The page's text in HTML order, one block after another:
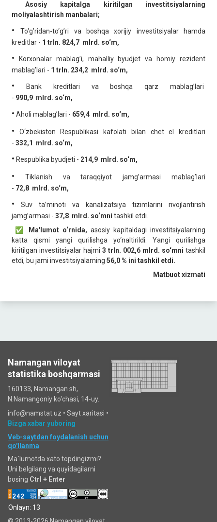
Asosiy kapitalga kiritilgan investitsiyalarning
moliyalashtirish manbalari;
•
To‘g’ridan-to‘g’ri va boshqa xorijiy investitsiyalar hamda
kreditlar - 1 trln. 824,7 mlrd. so‘m,
• Korxonalar mablag’i, mahalliy byudjet va homiy rezident
mablag’lari - 1 trln. 234,2 mlrd. so‘m,
• Bank kreditlari va boshqa qarz mablag’lari
- 990,9 mlrd. so‘m,
• Aholi mablag’lari - 659,4 mlrd. so‘m,
• O‘zbekiston Respublikasi kafolati bilan chet el kreditlari
- 332,1 mlrd. so‘m,
• Respublika byudjeti - 214,9 mlrd. so‘m,
• Tiklanish va taraqqiyot jamg’armasi mablag’lari
- 72,8 mlrd. so‘m,
• Suv ta’minoti va kanalizatsiya tizimlarini rivojlantirish
jamg’armasi - 37,8 mlrd. so‘mni tashkil etdi.
✅ Ma'lumot o‘rnida, asosiy kapitaldagi investitsiyalarning
katta qismi yangi qurilishga yo‘naltirildi. Yangi qurilishga
kiritilgan investitsiyalar hajmi 3 trln. 002,6 mlrd. so‘mni tashkil
etdi, bu jami investitsiyalarning 56,0 % ini tashkil etdi.
Matbuot xizmati
Namangan viloyat
statistika boshqarmasi
160133, Namangan sh,
N.Namangoniy ko'chasi, 14-uy.
info@namstat.uz • Sayt xaritasi •
Bizga xabar yuboring
Veb-saytdan foydalanish uchun
qo'llanma
Ma`lumotda xato topdingizmi?
Uni belgilang va quyidagilarni
bosing Ctrl + Enter
Onlayn: 13